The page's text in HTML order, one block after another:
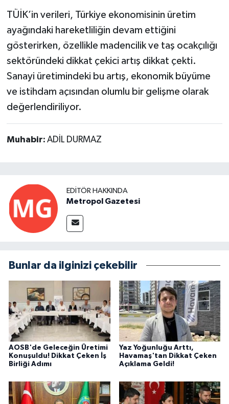
TÜİK’in verileri, Türkiye ekonomisinin üretim
ayağındaki hareketliliğin devam ettiğini
gösterirken, özellikle madencilik ve taş ocakçılığı
sektöründeki dikkat çekici artış dikkat çekti.
Sanayi üretimindeki bu artış, ekonomik büyüme
ve istihdam açısından olumlu bir gelişme olarak
değerlendiriliyor.
Muhabir: ADİL DURMAZ
EDITÖR HAKKINDA
Metropol Gazetesi
Bunlar da ilginizi çekebilir
AOSB'de Geleceğin Üretimi
Konuşuldu! Dikkat Çeken İş
Birliği Adımı
Yaz Yoğunluğu Arttı,
Havamaş'tan Dikkat Çeken
Açıklama Geldi!